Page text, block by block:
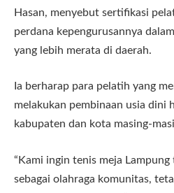
Hasan, menyebut sertifikasi
perdana kepengurusannya
yang lebih merata di daerah.
Ia berharap para pelatih yang
melakukan pembinaan usia dini
kabupaten dan kota masing-
“Kami ingin tenis meja
sebagai olahraga komunitas,